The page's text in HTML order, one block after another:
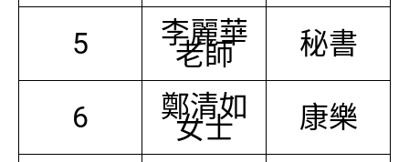
5 李麗華
老師 秘書
6 鄭清如
女士 康樂